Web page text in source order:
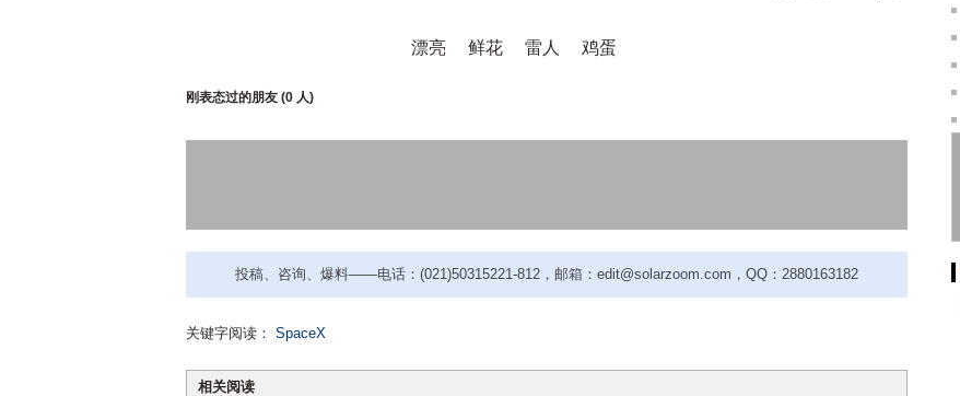
漂亮 鲜花 雷人 鸡蛋
刚表态过的朋友 (0 人)
投稿、咨询、爆料——电话：(021)50315221-812，邮箱：edit@solarzoom.com，QQ：2880163182
关键字阅读： SpaceX
相关阅读